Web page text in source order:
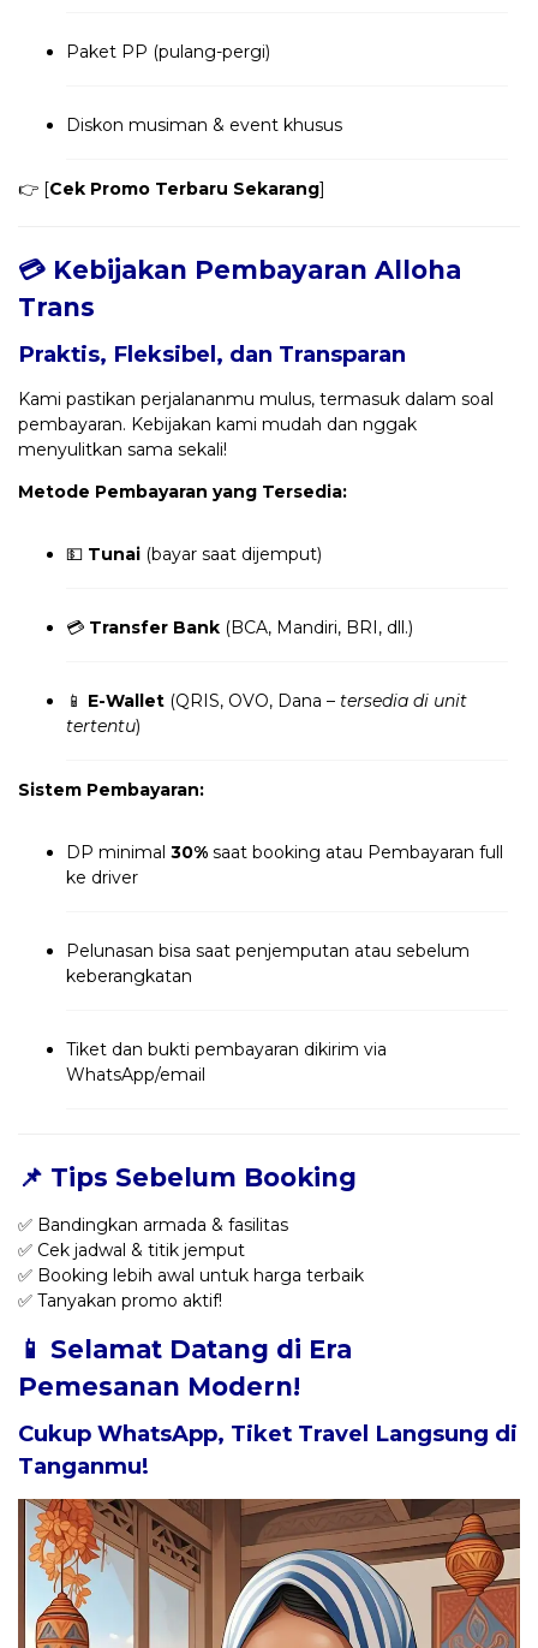
Paket PP (pulang-pergi)
Diskon musiman & event khusus
👉 [Cek Promo Terbaru Sekarang]
💳 Kebijakan Pembayaran Alloha
Trans
Praktis, Fleksibel, dan Transparan
Kami pastikan perjalananmu mulus, termasuk dalam soal
pembayaran. Kebijakan kami mudah dan nggak
menyulitkan sama sekali!
Metode Pembayaran yang Tersedia:
💵 Tunai (bayar saat dijemput)
💳 Transfer Bank (BCA, Mandiri, BRI, dll.)
📱 E-Wallet (QRIS, OVO, Dana – tersedia di unit
tertentu)
Sistem Pembayaran:
DP minimal 30% saat booking atau Pembayaran full
ke driver
Pelunasan bisa saat penjemputan atau sebelum
keberangkatan
Tiket dan bukti pembayaran dikirim via
WhatsApp/email
📌 Tips Sebelum Booking
✅ Bandingkan armada & fasilitas
✅ Cek jadwal & titik jemput
✅ Booking lebih awal untuk harga terbaik
✅ Tanyakan promo aktif!
📱 Selamat Datang di Era
Pemesanan Modern!
Cukup WhatsApp, Tiket Travel Langsung di
Tanganmu!